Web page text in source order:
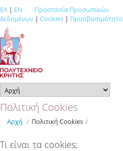
ΕΛ | EN
Προστασία Προσωπικών
Δεδομένων | Cookies | Προσβασιμότητα
Πολιτική Cookies
Αρχή / Πολιτική Cookies /
Τι είναι τα cookies;